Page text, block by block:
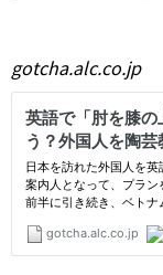
gotcha.alc.co.jp